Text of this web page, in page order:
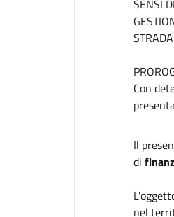
SENSI
Con
Il
di
nel